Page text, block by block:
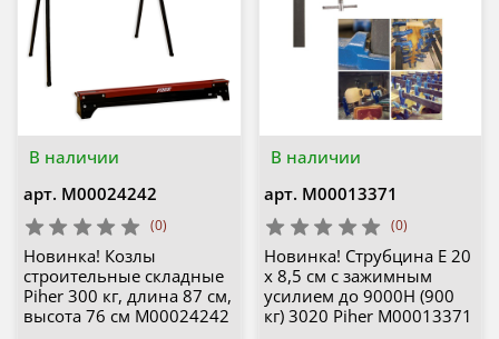
В наличии
арт. М00024242
(0)
Новинка! Козлы
строительные складные
Piher 300 кг, длина 87 см,
высота 76 см М00024242
В наличии
арт. М00013371
(0)
Новинка! Струбцина E 20
х 8,5 см с зажимным
усилием до 9000Н (900
кг) 3020 Piher М00013371